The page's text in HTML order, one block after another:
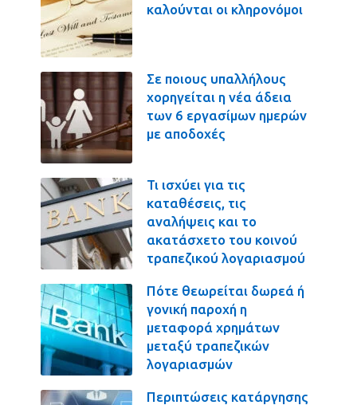
καλούνται οι κληρονόμοι
Σε ποιους υπαλλήλους
χορηγείται η νέα άδεια
των 6 εργασίμων ημερών
με αποδοχές
Τι ισχύει για τις
καταθέσεις, τις
αναλήψεις και το
ακατάσχετο του κοινού
τραπεζικού λογαριασμού
Πότε θεωρείται δωρεά ή
γονική παροχή η
μεταφορά χρημάτων
μεταξύ τραπεζικών
λογαριασμών
Περιπτώσεις κατάργησης